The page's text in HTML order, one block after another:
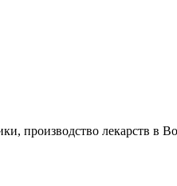
производство лекарств в